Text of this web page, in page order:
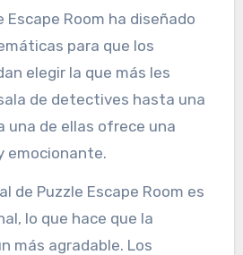
Escape Room ha diseñado
para que los
elegir la que más les
de detectives hasta una
una de ellas ofrece una
emocionante.
de Puzzle Escape Room es
lo que hace que la
más agradable. Los